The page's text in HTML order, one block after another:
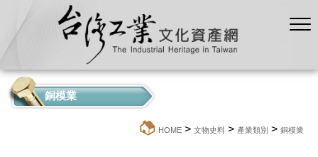
銅模業
HOME > 文物史料 > 產業類別 > 銅模業